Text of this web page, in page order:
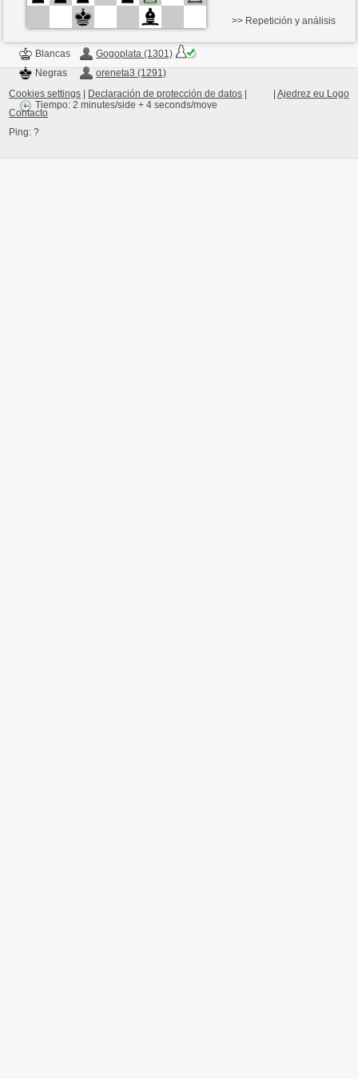
Blancas
Gogoplata (1301)
Negras
oreneta3 (1291)
Tiempo: 2 minutes/side + 4 seconds/move
>> Repetición y análisis
Ajedrez eu Logo
Cookies settings Declaración de protección de datos
Contacto
Ping:?